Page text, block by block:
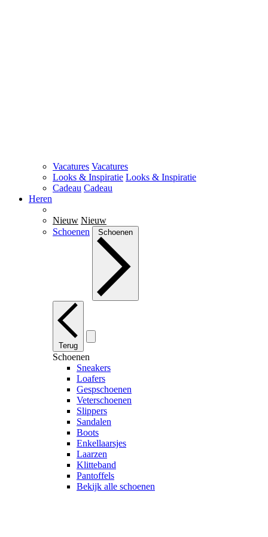
Vacatures Vacatures
Looks & Inspiratie Looks & Inspiratie
Cadeau Cadeau
Heren
Nieuw Nieuw
Schoenen
Schoenen
Terug
Schoenen
Sneakers
Loafers
Gespschoenen
Veterschoenen
Slippers
Sandalen
Boots
Enkellaarsjes
Laarzen
Klitteband
Pantoffels
Bekijk alle schoenen